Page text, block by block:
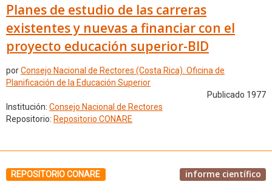
Planes de estudio de las carreras
existentes y nuevas a financiar con el
proyecto educación superior-BID
porConsejo Nacional de Rectores (Costa Rica). Oficina de
Planificación de la Educación Superior
Publicado 1977
Institución: Consejo Nacional de Rectores
Repositorio: Repositorio CONARE
REPOSITORIO CONARE informe científico